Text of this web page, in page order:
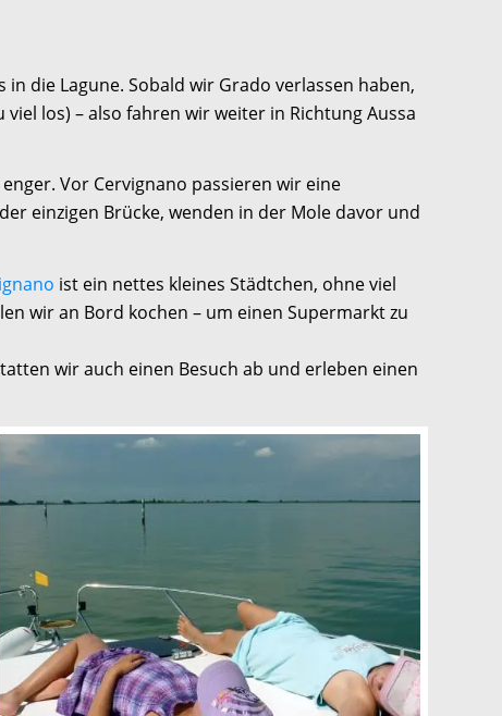
die Lagune. Sobald wir Grado verlassen haben,
los) – also fahren wir weiter in Richtung Aussa
Vor Cervignano passieren wir eine
einzigen Brücke, wenden in der Mole davor und
ist ein nettes kleines Städtchen, ohne viel
wir an Bord kochen – um einen Supermarkt zu
wir auch einen Besuch ab und erleben einen